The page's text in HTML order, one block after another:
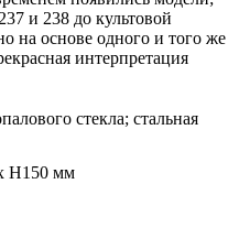
и 238 до культовой
на основе одного и того же
интерпретация
стекла; стальная
H150 мм